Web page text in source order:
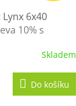
6x40
10% s
Skladem
Do košíku